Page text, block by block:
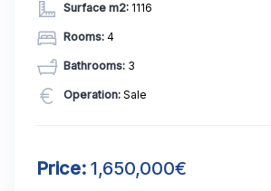
Surface m2: 1116
Rooms: 4
Bathrooms: 3
Operation: Sale
Price: 1,650,000€